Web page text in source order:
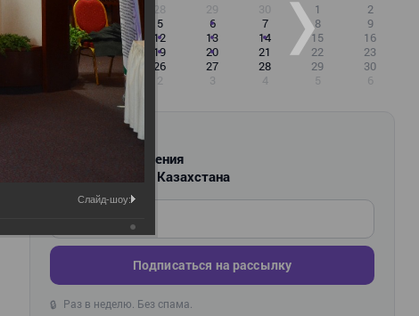
27 28 29 30 1
2
4 5 6 7 8
9
11 12 13 14 15
16
19 20 21 22
23
25 26 27 28 29
30
2 3 4 5 6
Новости и изменения
для бухгалтеров Казахстана
Введите ваш e-mail
Подписаться на рассылку
🔒 Раз в неделю. Без спама.
Слайд-шоу: